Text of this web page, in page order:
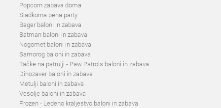
Popcorn zabava doma
Sladkorna pena party
Bager baloni in zabava
Batman baloni in zabava
Nogomet baloni in zabava
Samorog baloni in zabava
Tačke na patrulji - Paw Patrols baloni in zabava
Dinozaver baloni in zabava
Metulji baloni in zabava
Vesolje baloni in zabava
Frozen - Ledeno kraljestvo baloni in zabava